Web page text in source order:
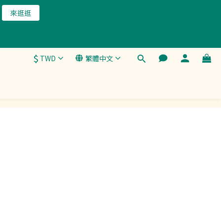
來逛逛
$ TWD 繁體中文